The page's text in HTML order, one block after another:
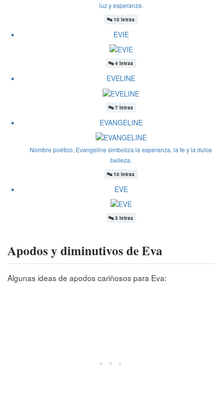
luz y esperanza.
🔤10 letras
EVIE
🔤4 letras
EVELINE
🔤7 letras
EVANGELINE
Nombre poético, Evangeline simboliza la esperanza, la fe y la dulce
belleza.
🔤10 letras
EVE
🔤3 letras
Apodos y diminutivos de Eva
Algunas ideas de apodos cariñosos para Eva: